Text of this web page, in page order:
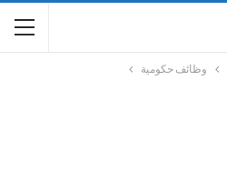
وظائف حكومية